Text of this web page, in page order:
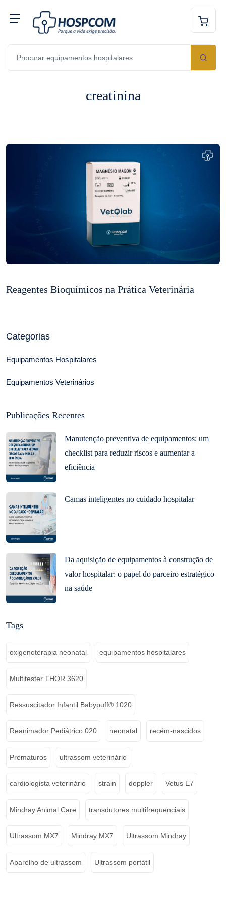
creatinina
Reagentes Bioquímicos na Prática Veterinária
Categorias
Equipamentos Hospitalares
Equipamentos Veterinários
Publicações Recentes
Manutenção preventiva de equipamentos: um
checklist para reduzir riscos e aumentar a
eficiência
Camas inteligentes no cuidado hospitalar
Da aquisição de equipamentos à construção de
valor hospitalar: o papel do parceiro estratégico
na saúde
Tags
oxigenoterapia neonatal equipamentos hospitalares
Multitester THOR 3620
Ressuscitador Infantil Babypuff® 1020
Reanimador Pediátrico 020 neonatal recém-nascidos
Prematuros ultrassom veterinário
cardiologista veterinário strain doppler Vetus E7
Mindray Animal Care transdutores multifrequenciais
Ultrassom MX7 Mindray MX7 Ultrassom Mindray
Aparelho de ultrassom Ultrassom portátil